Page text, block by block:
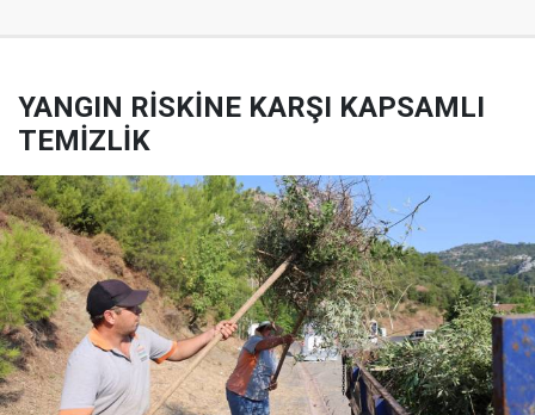
YANGIN RİSKİNE KARŞI KAPSAMLI
TEMİZLİK